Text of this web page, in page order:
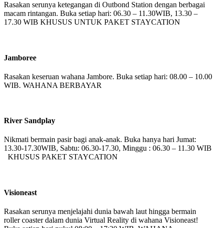
Rasakan serunya ketegangan di Outbond Station dengan berbagai
macam rintangan. Buka setiap hari: 06.30 – 11.30WIB, 13.30 –
17.30 WIB KHUSUS UNTUK PAKET STAYCATION
Jamboree
Rasakan keseruan wahana Jambore. Buka setiap hari: 08.00 – 10.00
WIB. WAHANA BERBAYAR
River Sandplay
Nikmati bermain pasir bagi anak-anak. Buka hanya hari Jumat:
13.30-17.30WIB, Sabtu: 06.30-17.30, Minggu : 06.30 – 11.30 WIB
KHUSUS PAKET STAYCATION
Visioneast
Rasakan serunya menjelajahi dunia bawah laut hingga bermain
roller coaster dalam dunia Virtual Reality di wahana Visioneast!